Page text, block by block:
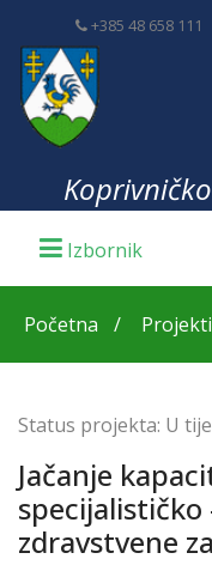
+385 48 658 111
Početna Projekti
Status projekta: U
Jačanje
zdravstvene